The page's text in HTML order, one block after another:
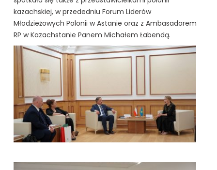
kazachskiej, w przededniu Forum Liderów
Młodzieżowych Polonii w Astanie oraz z Ambasadorem
RP w Kazachstanie Panem Michałem Łabendą.
kliknięcie spowoduje powiększenie zdjęcia w galerii
kliknięcie spowoduje powiększenie zdjęcia w galerii